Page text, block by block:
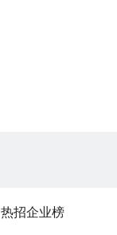
10年的机器制造经
热招企业榜